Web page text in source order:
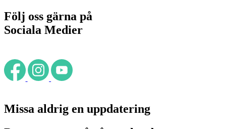
Följ oss gärna på
Sociala Medier
Missa aldrig en uppdatering